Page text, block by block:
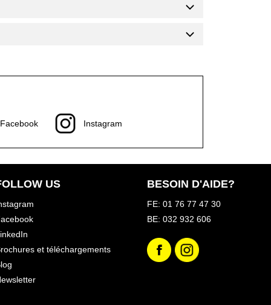
Facebook Instagram
US
et téléchargements
BESOIN D'AIDE?
FE: 01 76 77 47 30
BE: 032 932 606